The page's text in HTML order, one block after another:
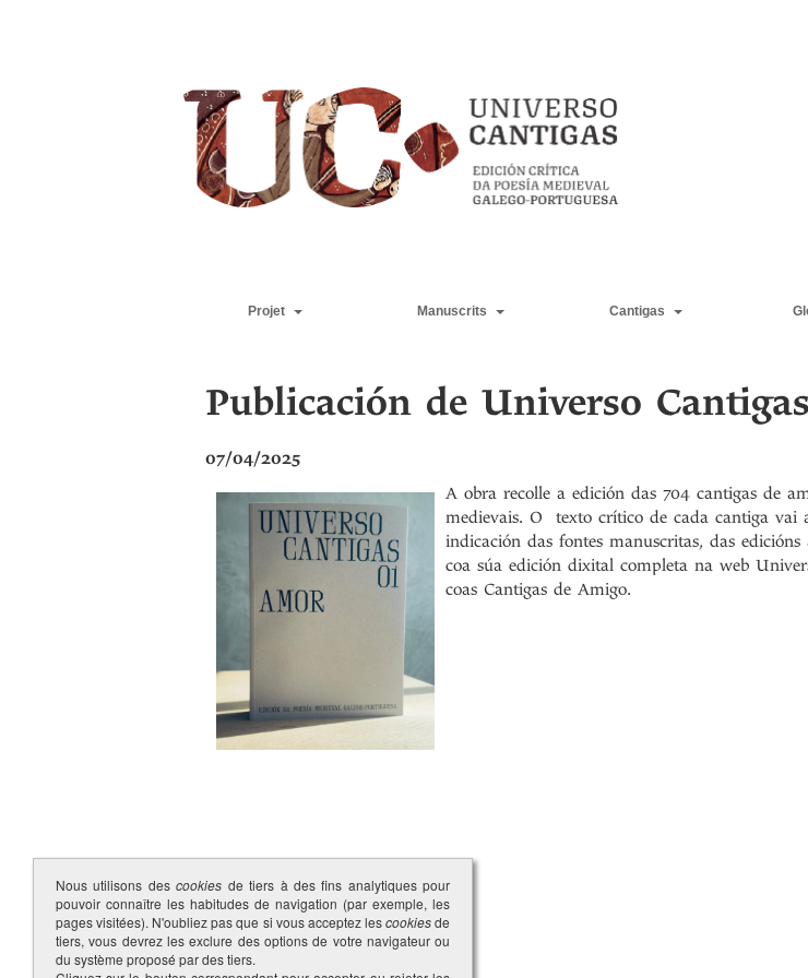
Projet Manuscrits Cantigas
Publicación de Universo
07/04/2025
A obra recolle a edición das 704 cantigas de
medievais. O texto crítico de cada cantiga vai
indicación das fontes manuscritas, das
coa súa edición dixital completa na web
coas Cantigas de Amigo.
Nous utilisons descookies de tiers à des fins analytiques pour
pouvoir connaître les habitudes de navigation (par exemple, les
pages visitées). N'oubliez pas que si vous acceptez lescookiesde
tiers, vous devrez les exclure des options de votre navigateur ou
du système proposé par des tiers.